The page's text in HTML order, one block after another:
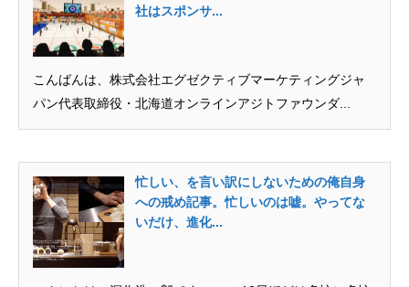
社はスポンサ...
こんばんは、株式会社エグゼクティブマーケティングジャ
パン代表取締役・北海道オンラインアジトファウンダ...
忙しい、を言い訳にしないための俺自身
への戒め記事。忙しいのは嘘。やってな
いだけ、進化...